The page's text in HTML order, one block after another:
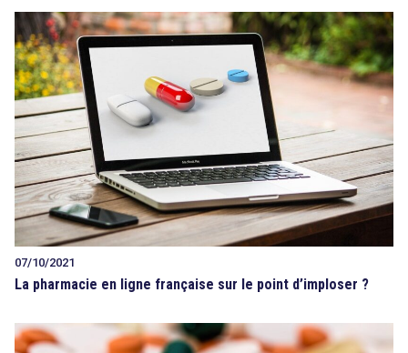
07/10/2021
La pharmacie en ligne française sur le point d’imploser ?